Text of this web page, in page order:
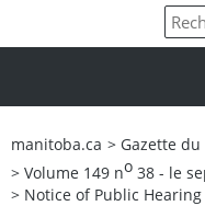
manitoba.ca > Gazette
> Volume 149 no 38 - le
> Notice of Public Hearing